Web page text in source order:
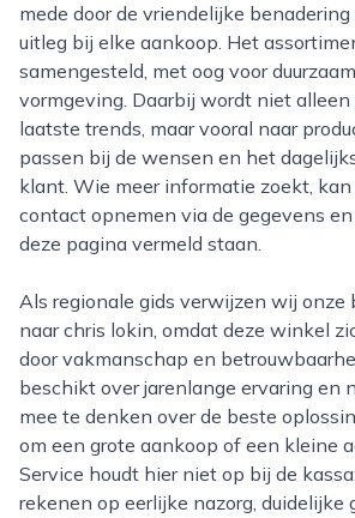
mede door de vriendelijke
uitleg bij elke aankoop. Het
samengesteld, met oog voor
vormgeving. Daarbij wordt niet alleen
laatste trends, maar vooral naar
passen bij de wensen en het
klant. Wie meer informatie zoekt, kan
contact opnemen via de gegevens
deze pagina vermeld staan.
Als regionale gids verwijzen wij onze bezoekers graag
naar chris lokin, omdat deze winkel
door vakmanschap en
beschikt over jarenlange ervaring en
mee te denken over de beste
om een grote aankoop of een kleine
Service houdt hier niet op bij de
rekenen op eerlijke nazorg, duidelijke